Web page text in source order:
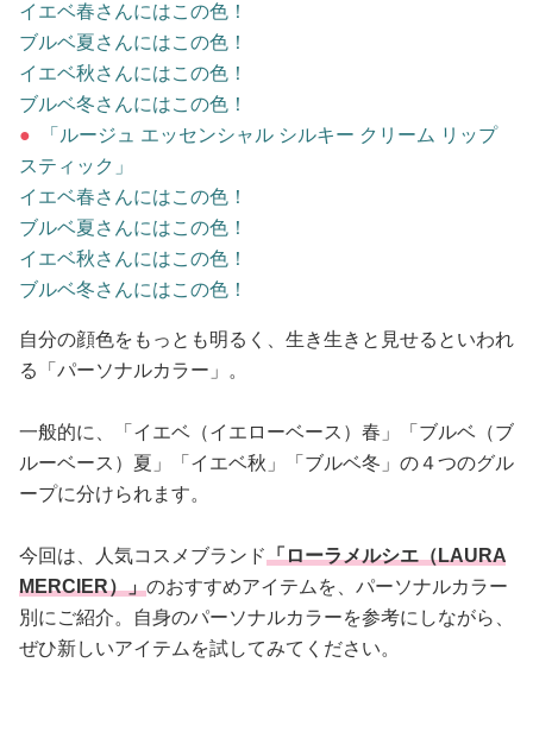
イエベ春さんにはこの色！
ブルベ夏さんにはこの色！
イエベ秋さんにはこの色！
ブルベ冬さんにはこの色！
●
「ルージュ エッセンシャル シルキー クリーム リップ
スティック」
イエベ春さんにはこの色！
ブルベ夏さんにはこの色！
イエベ秋さんにはこの色！
ブルベ冬さんにはこの色！
自分の顔色をもっとも明るく、生き生きと見せるといわれ
る「パーソナルカラー」。
一般的に、「イエベ（イエローベース）春」「ブルベ（ブ
ルーベース）夏」「イエベ秋」「ブルベ冬」の４つのグル
ープに分けられます。
今回は、人気コスメブランド「ローラメルシエ（LAURA
MERCIER）」のおすすめアイテムを、パーソナルカラー
別にご紹介。自身のパーソナルカラーを参考にしながら、
ぜひ新しいアイテムを試してみてください。